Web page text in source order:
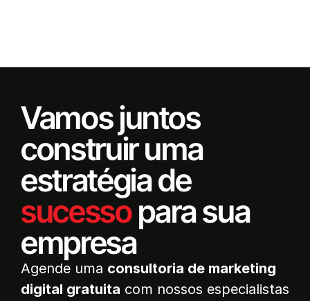
Vamos juntos
construir uma
estratégia de
sucessopara sua
empresa
Agende uma consultoria de marketing
digital gratuita com nossos especialistas